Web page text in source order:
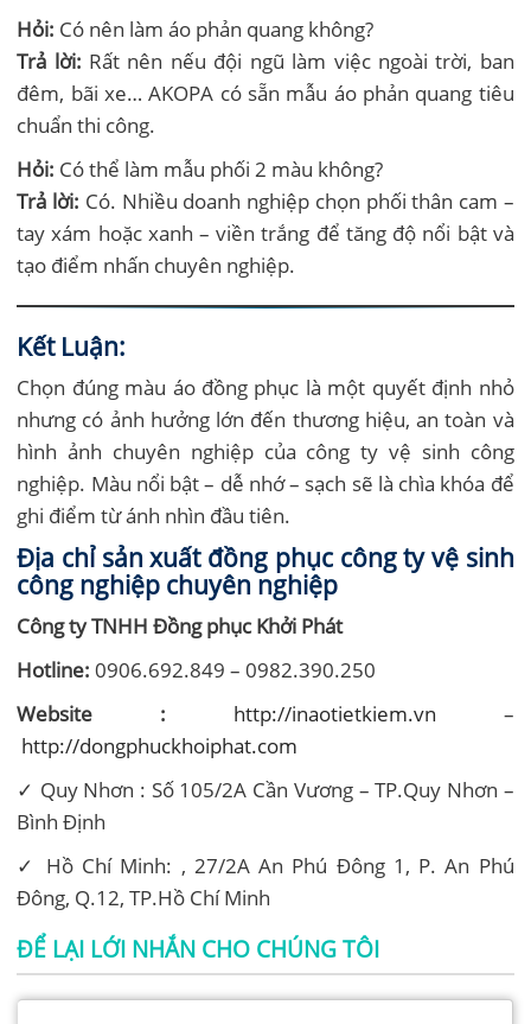
Hỏi: Có nên làm áo phản quang không?
Trả lời: Rất nên nếu đội ngũ làm việc ngoài trời, ban
đêm, bãi xe… AKOPA có sẵn mẫu áo phản quang tiêu
chuẩn thi công.
Hỏi: Có thể làm mẫu phối 2 màu không?
Trả lời: Có. Nhiều doanh nghiệp chọn phối thân cam –
tay xám hoặc xanh – viền trắng để tăng độ nổi bật và
tạo điểm nhấn chuyên nghiệp.
Kết Luận:
Chọn đúng màu áo đồng phục là một quyết định nhỏ
nhưng có ảnh hưởng lớn đến thương hiệu, an toàn và
hình ảnh chuyên nghiệp của công ty vệ sinh công
nghiệp. Màu nổi bật – dễ nhớ – sạch sẽ là chìa khóa để
ghi điểm từ ánh nhìn đầu tiên.
Địa chỉ sản xuất đồng phục công ty vệ sinh
công nghiệp chuyên nghiệp
Công ty TNHH Đồng phục Khởi Phát
Hotline: 0906.692.849 – 0982.390.250
Website :
http://inaotietkiem.vn –
http://dongphuckhoiphat.com
✓ Quy Nhơn : Số 105/2A Cần Vương – TP.Quy Nhơn –
Bình Định
✓ Hồ Chí Minh: , 27/2A An Phú Đông 1, P. An Phú
Đông, Q.12, TP.Hồ Chí Minh
ĐỂ LẠI LỚI NHẮN CHO CHÚNG TÔI